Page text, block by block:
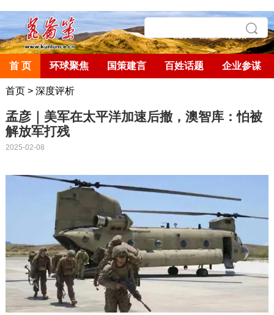
首 页 环球聚焦 国策建言 百姓话题 企业参谋
首页> 深度评析
孟彦｜美军在太平洋加速后撤，澳智库：怕被
解放军打残
2025-02-08